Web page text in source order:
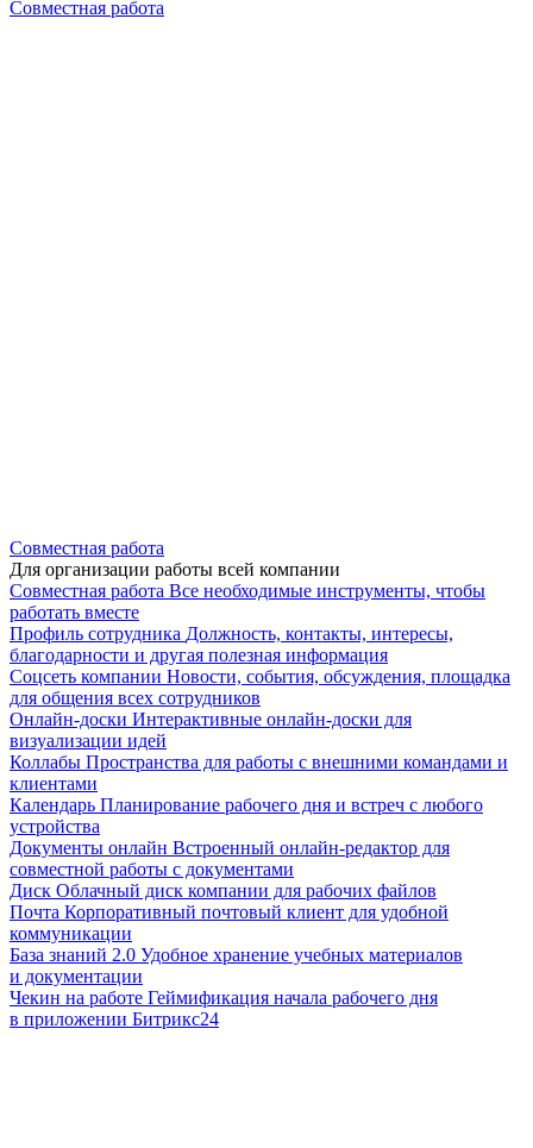
Совместная работа
Совместная работа
Для организации работы всей компании
Совместная работа Все необходимые инструменты, чтобы
работать вместе
Профиль сотрудника Должность, контакты, интересы,
благодарности и другая полезная информация
Соцсеть компании Новости, события, обсуждения, площадка
для общения всех сотрудников
Онлайн-доски Интерактивные онлайн-доски для
визуализации идей
Коллабы Пространства для работы с внешними командами и
клиентами
Календарь Планирование рабочего дня и встреч с любого
устройства
Документы онлайн Встроенный онлайн-редактор для
совместной работы с документами
Диск Облачный диск компании для рабочих файлов
Почта Корпоративный почтовый клиент для удобной
коммуникации
База знаний 2.0 Удобное хранение учебных материалов
и документации
Чекин на работе Геймификация начала рабочего дня
в приложении Битрикс24